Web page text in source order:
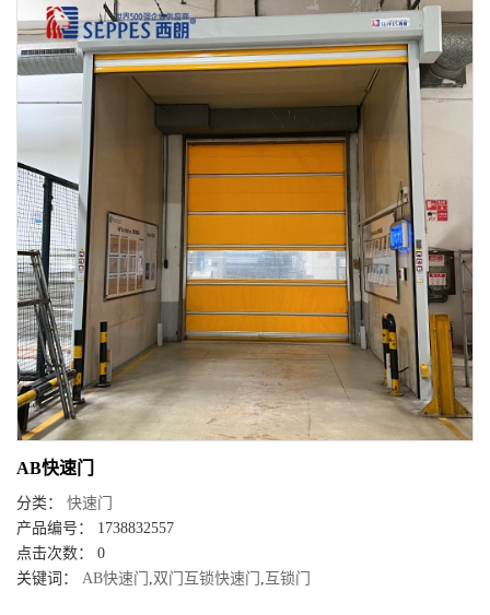
AB快速门
分类： 快速门
产品编号： 1738832557
点击次数： 0
关键词： AB快速门 双门互锁快速门 互锁门